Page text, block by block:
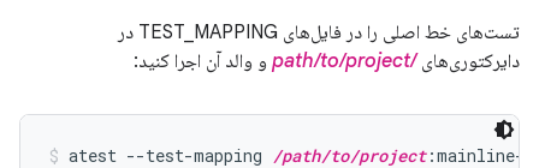
تست‌های خط اصلی را در فایل‌های TEST_MAPPING در
دایرکتوری‌های/path/to/project و والد آن اجرا کنید:
atest --test-mapping /path/to/project:mainline-